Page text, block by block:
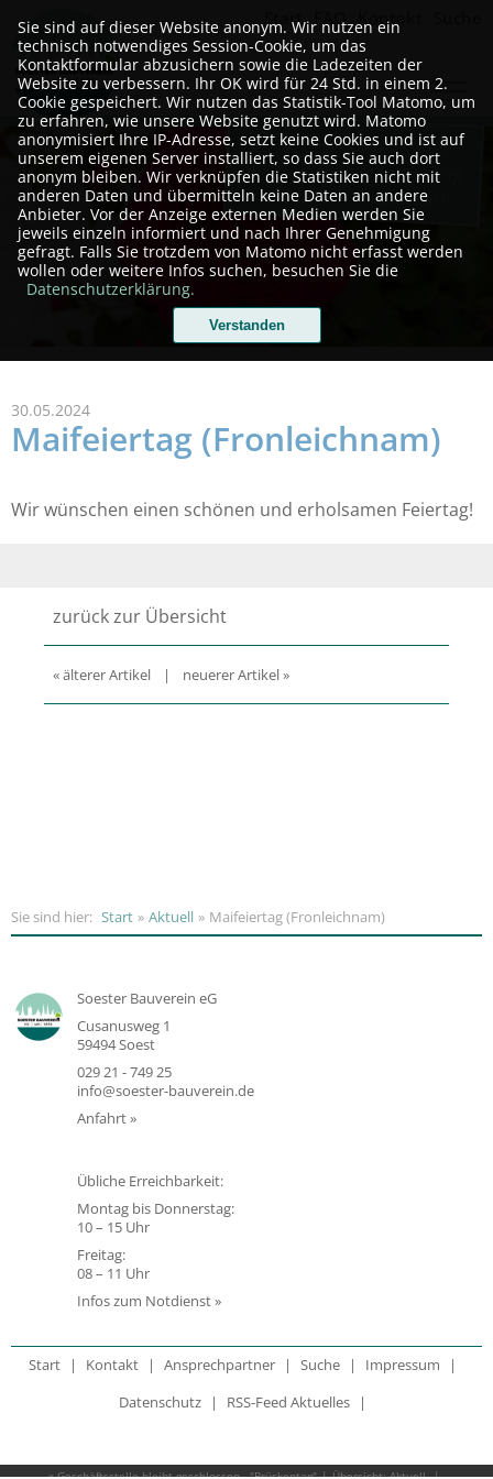
Start FAQ Kontakt
Telefonisch (24/7) oder
nach Terminvereinbarung
persönlich erreichbar!
30.05.2024
Maifeiertag (Fronleichnam)
Wir wünschen einen schönen und erholsamen Feiertag!
zurück zur Übersicht
« älterer Artikel | neuerer Artikel »
Sie sind hier: Start Aktuell Maifeiertag (Fronleichnam)
Soester Bauverein eG
Cusanusweg 1
59494 Soest
029 21 - 749 25
info@soester-bauverein.de
Anfahrt »
Übliche Erreichbarkeit:
Montag bis Donnerstag:
10 – 15 Uhr
Freitag:
08 – 11 Uhr
Infos zum Notdienst »
Start Kontakt Ansprechpartner Suche
Impressum
Datenschutz
RSS-Feed Aktuelles
« Geschäftsstelle bleibt geschlossen - "Brückentag" Übersicht: Aktuell
Sie sind auf dieser Website anonym. Wir nutzen ein
technisch notwendiges Session-Cookie, um das
Kontaktformular abzusichern sowie die Ladezeiten der
Website zu verbessern. Ihr OK wird für 24 Std. in einem 2.
Cookie gespeichert. Wir nutzen das Statistik-Tool Matomo, um
zu erfahren, wie unsere Website genutzt wird. Matomo
anonymisiert Ihre IP-Adresse, setzt keine Cookies und ist auf
unserem eigenen Server installiert, so dass Sie auch dort
anonym bleiben. Wir verknüpfen die Statistiken nicht mit
anderen Daten und übermitteln keine Daten an andere
Anbieter. Vor der Anzeige externen Medien werden Sie
jeweils einzeln informiert und nach Ihrer Genehmigung
gefragt. Falls Sie trotzdem von Matomo nicht erfasst werden
wollen oder weitere Infos suchen, besuchen Sie die
Datenschutzerklärung.
Verstanden